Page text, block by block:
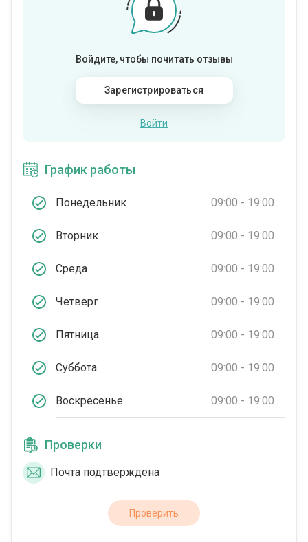
Войдите, чтобы почитать отзывы
Зарегистрироваться
Войти
График работы
Понедельник 09:00 - 19:00
Вторник 09:00 - 19:00
Среда 09:00 - 19:00
Четверг 09:00 - 19:00
Пятница 09:00 - 19:00
Суббота 09:00 - 19:00
Воскресенье 09:00 - 19:00
Проверки
Почта подтверждена
Проверить